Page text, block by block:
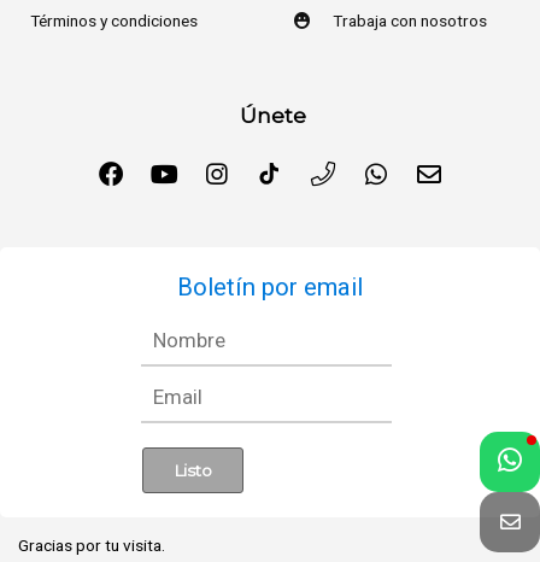
Términos y condiciones
Trabaja con nosotros
Únete
Boletín por email
Gracias por tu visita.